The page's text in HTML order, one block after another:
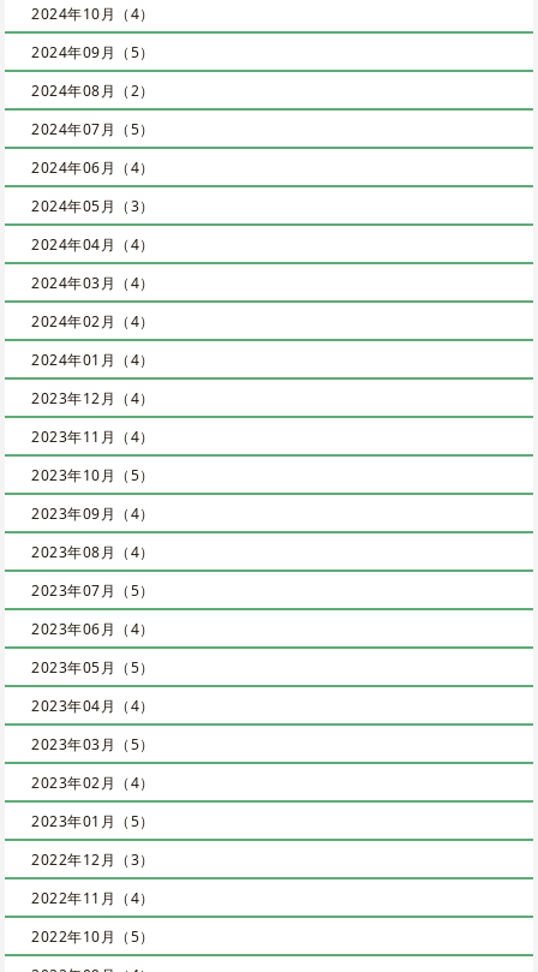
2024年10月（4）
2024年09月（5）
2024年08月（2）
2024年07月（5）
2024年06月（4）
2024年05月（3）
2024年04月（4）
2024年03月（4）
2024年02月（4）
2024年01月（4）
2023年12月（4）
2023年11月（4）
2023年10月（5）
2023年09月（4）
2023年08月（4）
2023年07月（5）
2023年06月（4）
2023年05月（5）
2023年04月（4）
2023年03月（5）
2023年02月（4）
2023年01月（5）
2022年12月（3）
2022年11月（4）
2022年10月（5）